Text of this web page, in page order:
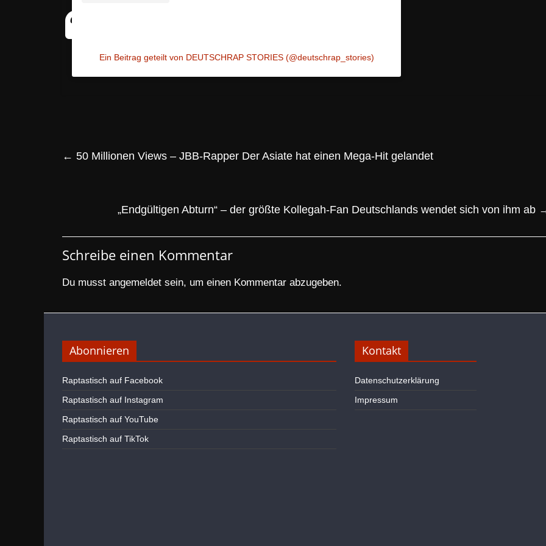
Ein Beitrag geteilt von DEUTSCHRAP STORIES (@deutschrap_stories)
← 50 Millionen Views – JBB-Rapper Der Asiate hat einen Mega-Hit gelandet
„Endgültigen Abturn“ – der größte Kollegah-Fan Deutschlands wendet sich von ihm ab
Schreibe einen Kommentar
Du musst angemeldet sein, um einen Kommentar abzugeben.
Abonnieren
Raptastisch auf Facebook
Raptastisch auf Instagram
Raptastisch auf YouTube
Raptastisch auf TikTok
Kontakt
Datenschutzerklärung
Impressum